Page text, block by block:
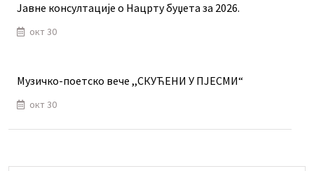
Јавне консултације о Нацрту буџета за 2026.
окт 30
Музичко-поетско вече ,,СКУЋЕНИ У ПЈЕСМИ“
окт 30